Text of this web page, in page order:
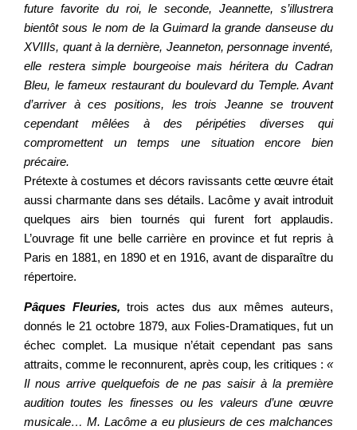
future favorite du roi, le seconde, Jeannette, s’illustrera
bientôt sous le nom de la Guimard la grande danseuse du
XVIIIs, quant à la dernière, Jeanneton, personnage inventé,
elle restera simple bourgeoise mais héritera du Cadran
Bleu, le fameux restaurant du boulevard du Temple. Avant
d’arriver à ces positions, les trois Jeanne se trouvent
cependant mêlées à des péripéties diverses qui
compromettent un temps une situation encore bien
précaire.
Prétexte à costumes et décors ravissants cette œuvre était
aussi charmante dans ses détails. Lacôme y avait introduit
quelques airs bien tournés qui furent fort applaudis.
L’ouvrage fit une belle carrière en province et fut repris à
Paris en 1881, en 1890 et en 1916, avant de disparaître du
répertoire.
Pâques Fleuries,trois actes dus aux mêmes auteurs,
donnés le 21 octobre 1879, aux Folies-Dramatiques, fut un
échec complet. La musique n’était cependant pas sans
attraits, comme le reconnurent, après coup, les critiques : «
Il nous arrive quelquefois de ne pas saisir à la première
audition toutes les finesses ou les valeurs d’une œuvre
musicale… M. Lacôme a eu plusieurs de ces malchances